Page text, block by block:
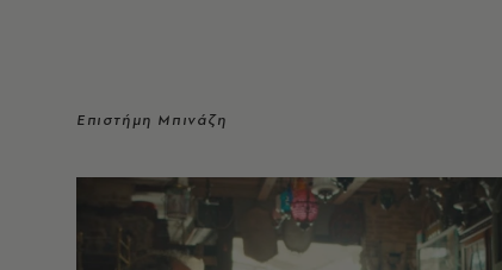
Επιστήμη Μπινάζη